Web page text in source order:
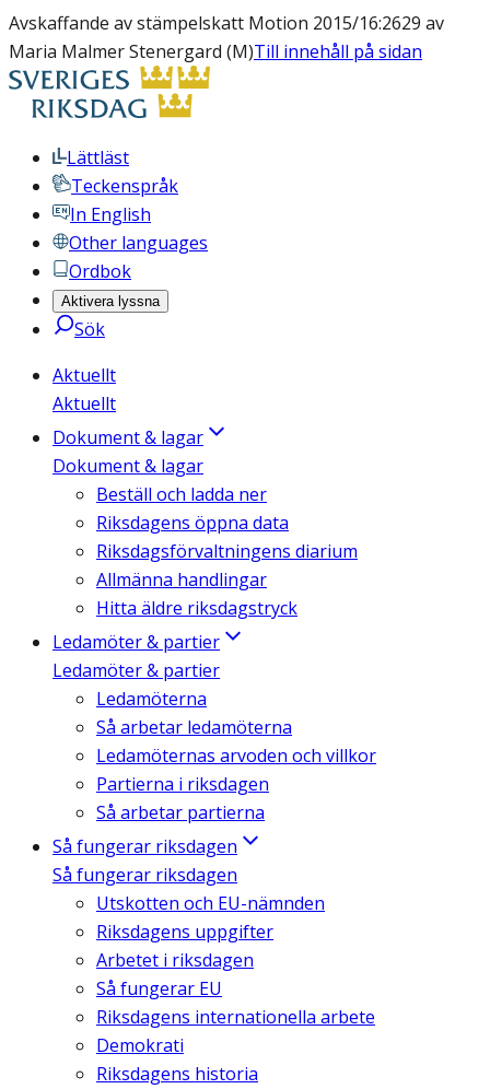
Avskaffande av stämpelskatt Motion 2015/16:2629 av
Maria Malmer Stenergard (M)Till innehåll på sidan
Lättläst
Teckenspråk
In English
Other languages
Ordbok
Aktivera lyssna
Sök
Aktuellt
Aktuellt
Dokument & lagar
Dokument & lagar
Beställ och ladda ner
Riksdagens öppna data
Riksdagsförvaltningens diarium
Allmänna handlingar
Hitta äldre riksdagstryck
Ledamöter & partier
Ledamöter & partier
Ledamöterna
Så arbetar ledamöterna
Ledamöternas arvoden och villkor
Partierna i riksdagen
Så arbetar partierna
Så fungerar riksdagen
Så fungerar riksdagen
Utskotten och EU-nämnden
Riksdagens uppgifter
Arbetet i riksdagen
Så fungerar EU
Riksdagens internationella arbete
Demokrati
Riksdagens historia